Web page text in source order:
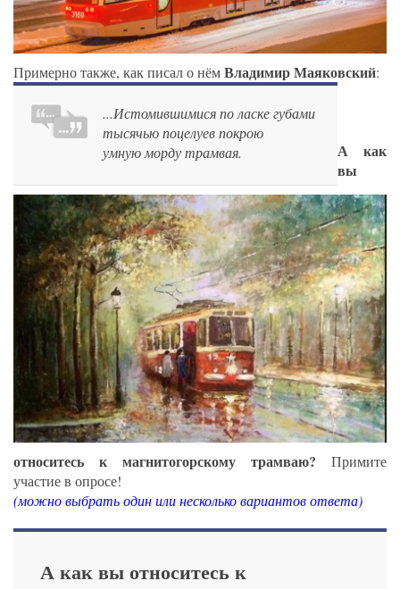
Примерно также, как писал о нёмВладимир Маяковский:
...Истомившимися по ласке губами
тысячью поцелуев покрою
умную морду трамвая.
А как
вы
относитесь к магнитогорскому трамваю? Примите
участие в опросе!
(можно выбрать один или несколько вариантов ответа)
А как вы относитесь к